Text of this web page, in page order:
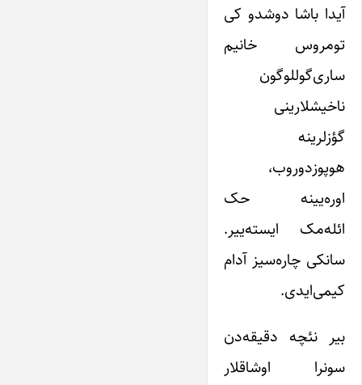
آیدا باشا دوشدو کی
تومروس خانیم
ساری‌گوللوگون
ناخیشلارینی
گؤزلرینه
هوپوزدوروب،
اوره‌یینه حک
ائله‌مک ایسته‌ییر.
سانکی چاره‌سیز آدام
کیمی‌ایدی.
بیر نئچه دقیقه‌دن
سونرا اوشاقلار